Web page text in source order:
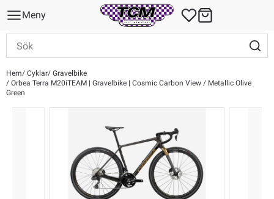
Meny
Hem Cyklar Gravelbike
Orbea Terra M20iTEAM | Gravelbike | Cosmic Carbon View / Metallic Olive
Green